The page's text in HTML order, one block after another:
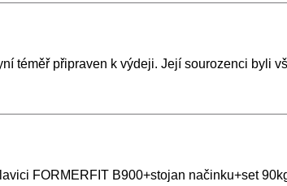
téměř připraven k výdeji. Její sourozenci byli
FORMERFIT B900+stojan načinku+set